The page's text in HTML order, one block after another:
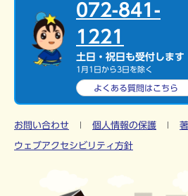
072-841-
1221
土日・祝日も受付します
1月1日から3日を除く
よくある質問はこちら
お問い合わせ 個人情報の保護
ウェブアクセシビリティ方針